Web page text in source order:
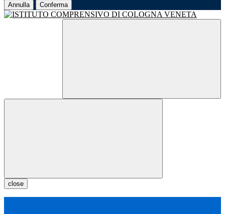
Annulla Conferma
close